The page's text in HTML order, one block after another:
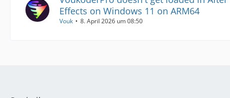
Effects on Windows 11 on ARM64
Vouk 8. April 2026 um 08:50